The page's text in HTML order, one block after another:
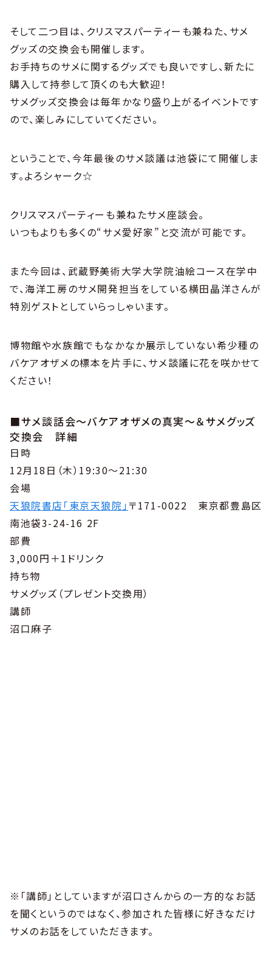
そして二つ目は、クリスマスパーティーも兼ねた、サメ
グッズの交換会も開催します。
お手持ちのサメに関するグッズでも良いですし、新たに
購入して持参して頂くのも大歓迎！
サメグッズ交換会は毎年かなり盛り上がるイベントです
ので、楽しみにしていてください。
ということで、今年最後のサメ談議は池袋にて開催しま
す。よろシャーク☆
クリスマスパーティーも兼ねたサメ座談会。
いつもよりも多くの“サメ愛好家”と交流が可能です。
また今回は、武蔵野美術大学大学院油絵コース在学中
で、海洋工房のサメ開発担当をしている横田晶洋さんが
特別ゲストとしていらっしゃいます。
博物館や水族館でもなかなか展示していない希少種の
バケアオザメの標本を片手に、サメ談議に花を咲かせて
ください！
■サメ談話会〜バケアオザメの真実〜＆サメグッズ
交換会 詳細
日時
12月18日（木）19:30～21:30
会場
天狼院書店「東京天狼院」 〒171-0022 東京都豊島区
南池袋3-24-16 2F
部費
3,000円＋1ドリンク
持ち物
サメグッズ（プレゼント交換用）
講師
沼口麻子
※「講師」としていますが沼口さんからの一方的なお話
を聞くというのではなく、参加された皆様に好きなだけ
サメのお話をしていただきます。